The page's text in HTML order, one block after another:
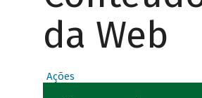
da Web
Ações